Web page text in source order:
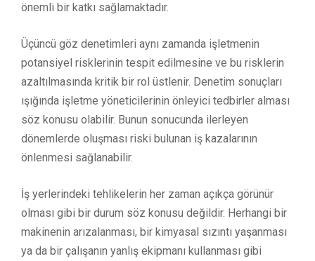
önemli bir katkı sağlamaktadır.
Üçüncü göz denetimleri aynı zamanda işletmenin
potansiyel risklerinin tespit edilmesine ve bu risklerin
azaltılmasında kritik bir rol üstlenir. Denetim sonuçları
ışığında işletme yöneticilerinin önleyici tedbirler alması
söz konusu olabilir. Bunun sonucunda ilerleyen
dönemlerde oluşması riski bulunan iş kazalarının
önlenmesi sağlanabilir.
İş yerlerindeki tehlikelerin her zaman açıkça görünür
olması gibi bir durum söz konusu değildir. Herhangi bir
makinenin arızalanması, bir kimyasal sızıntı yaşanması
ya da bir çalışanın yanlış ekipmanı kullanması gibi